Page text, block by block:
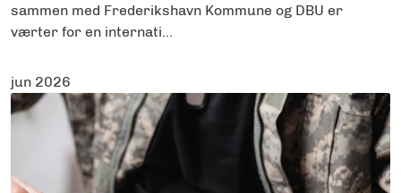
sammen med Frederikshavn Kommune og DBU er
værter for en internati...
jun 2026